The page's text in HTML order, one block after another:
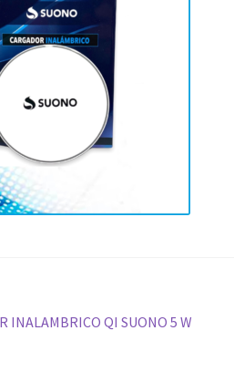
INALAMBRICO QI SUONO 5 W